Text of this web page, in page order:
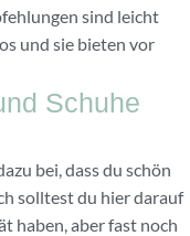
sind leicht
und sie bieten vor
Schuhe
bei, dass du schön
solltest du hier darauf
haben, aber fast noch